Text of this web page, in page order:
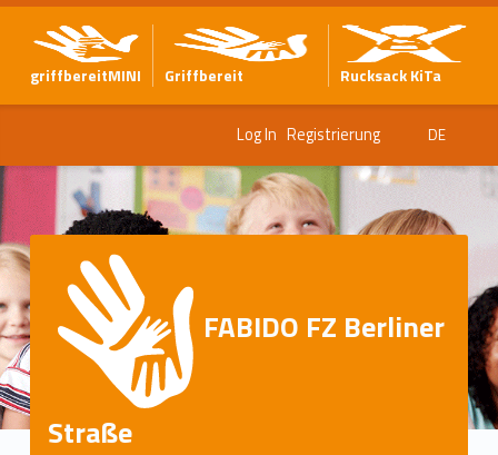
griffbereitMINI Griffbereit Rucksack KiTa
Log In Registrierung DE
FABIDO FZ Berliner
Straße